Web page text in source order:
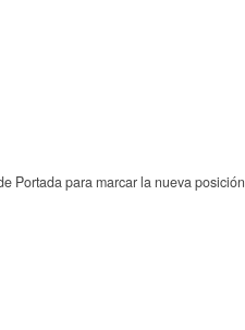
Portada para marcar la nueva posición